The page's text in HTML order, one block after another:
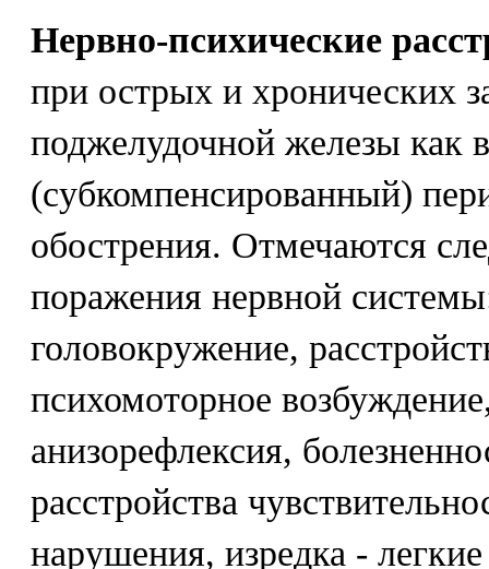
Нервно-психические
при острых и хронических
поджелудочной железы как
(субкомпенсированный)
обострения. Отмечаются
поражения нервной
головокружение,
психомоторное
анизорефлексия,
расстройства
нарушения, изредка -